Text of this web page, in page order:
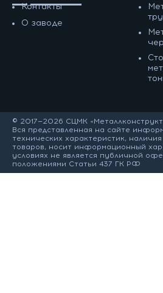
Контакты
О заводе
© 2017—2026 СЦМК
Вся представленная на сайте
технических характеристик,
товаров, носит информационный
условиях не является публичной
положениями Статьи 437 ГК РФ